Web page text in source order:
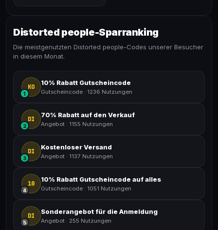
Distorted people-Sparranking
Die meistgenutzten Distorted people-Codes unserer Besucher
in diesem Monat.
KO
1
10% Rabatt Gutscheincode
Gutscheincode · 1236 Nutzungen
DI
2
70% Rabatt auf den Verkauf
Angebot · 1155 Nutzungen
DI
3
Kostenloser Versand
Angebot · 1137 Nutzungen
10
4
10% Rabatt Gutscheincode auf alles
Gutscheincode · 1051 Nutzungen
DI
5
Sonderangebot für die Anmeldung
Angebot · 255 Nutzungen